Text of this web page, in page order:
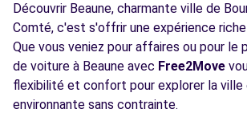
Découvrir Beaune, charmante ville de
Comté, c'est s'offrir une expérience
Que vous veniez pour affaires ou pour le
de voiture à Beaune avec Free2Move
flexibilité et confort pour explorer la ville
environnante sans contrainte.